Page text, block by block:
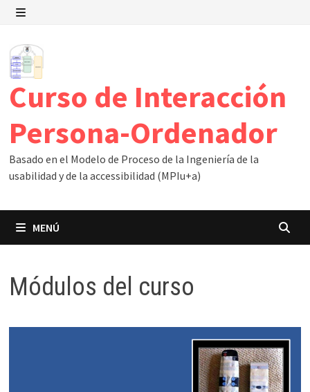
Saltar
contenido
Curso de Interacción
Persona-Ordenador
Basado en el Modelo de Proceso de la Ingeniería de la
usabilidad y de la accessibilidad (MPIu+a)
MENÚ
Módulos del curso